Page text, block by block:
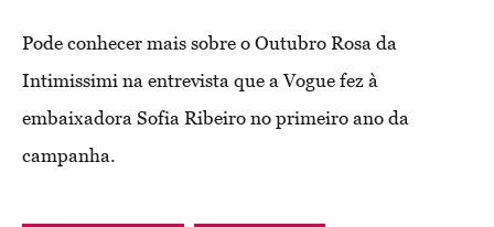
Pode conhecer mais sobre o Outubro Rosa da
Intimissimi na entrevista que a Vogue fez à
embaixadora Sofia Ribeiro no primeiro ano da
campanha.